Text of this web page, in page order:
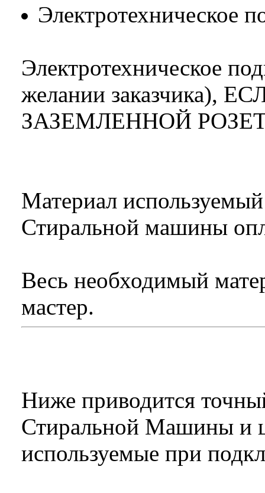
Электротехническое
Электротехническое
желании заказчика),
ЗАЗЕМЛЕННОЙ
Материал
Стиральной машины
Весь необходимый
мастер.
Ниже приводится
Стиральной Машины и
используемые при